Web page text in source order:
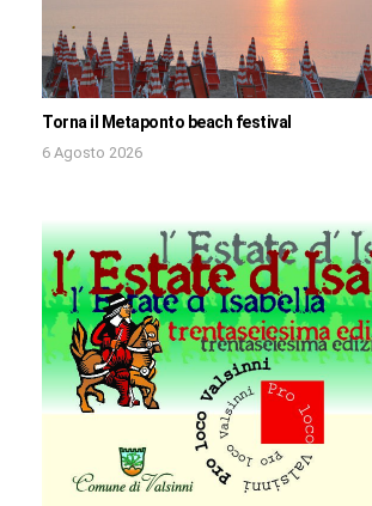
Torna il Metaponto beach festival
6 Agosto 2026